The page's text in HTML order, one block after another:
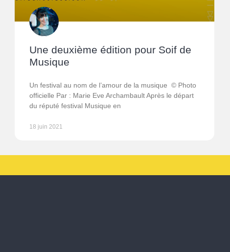
Une deuxième édition pour Soif de
Musique
Un festival au nom de l’amour de la musique © Photo
officielle Par : Marie Eve Archambault Après le départ
du réputé festival Musique en
18 juin 2021